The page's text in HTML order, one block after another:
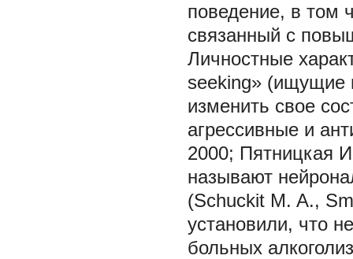
поведение, в том
связанный с
Личностные
seeking» (ищущие
изменить свое
агрессивные и
2000; Пятницкая
называют
(Schuckit M. A.,
установили, что
больных